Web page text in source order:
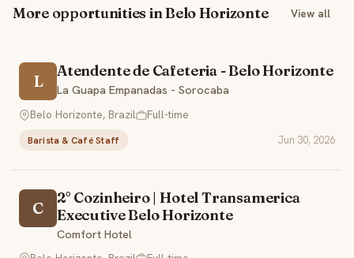
More opportunities in Belo Horizonte View all
L
Atendente de Cafeteria - Belo Horizonte
La Guapa Empanadas - Sorocaba
Belo Horizonte, Brazil
Full-time
Barista & Café Staff Jun 30, 2026
C
2° Cozinheiro | Hotel Transamerica
Executive Belo Horizonte
Comfort Hotel